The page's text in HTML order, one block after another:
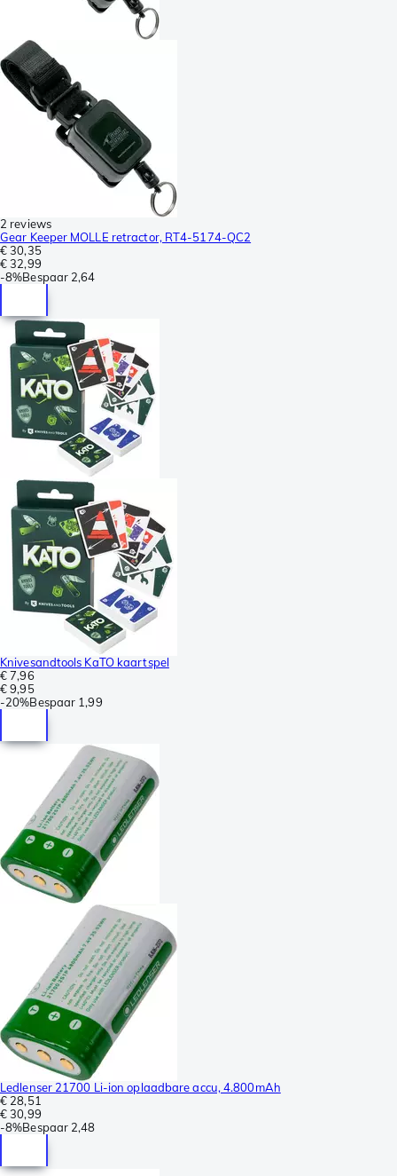
2 reviews
Gear Keeper MOLLE retractor, RT4-5174-QC2
€ 30,35
€ 32,99
-8%Bespaar 2,64
Knivesandtools KaTO kaartspel
€ 7,96
€ 9,95
-20%Bespaar 1,99
Ledlenser 21700 Li-ion oplaadbare accu, 4.800mAh
€ 28,51
€ 30,99
-8%Bespaar 2,48